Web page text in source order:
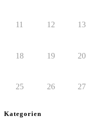
11 12 13
18 19 20
25 26 27
Kategorien